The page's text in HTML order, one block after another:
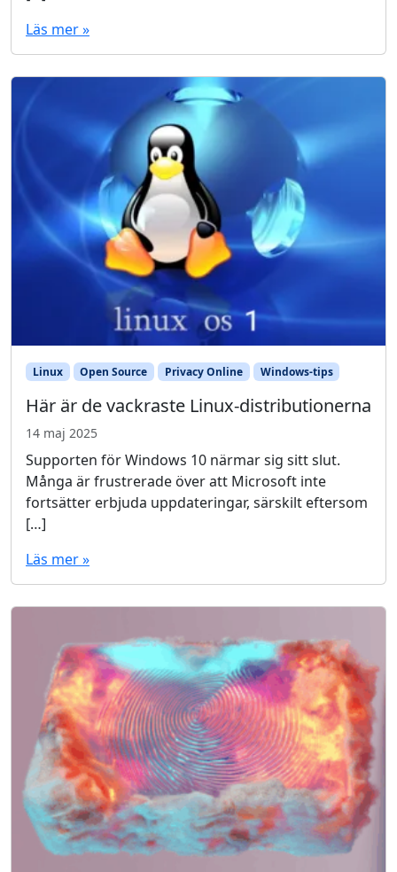
Läs mer »
Linux Open Source Privacy Online Windows-tips
Här är de vackraste Linux-distributionerna
14 maj 2025
Supporten för Windows 10 närmar sig sitt slut.
Många är frustrerade över att Microsoft inte
fortsätter erbjuda uppdateringar, särskilt eftersom
[…]
Läs mer »